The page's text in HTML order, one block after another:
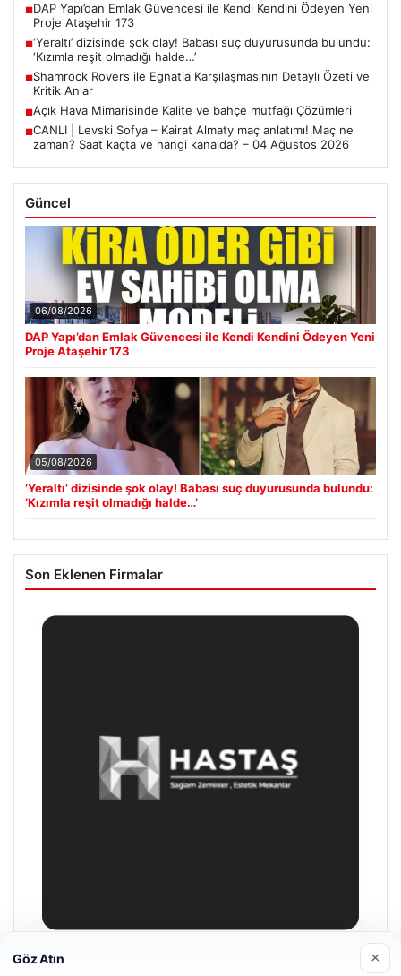
■DAP Yapı’dan Emlak Güvencesi ile Kendi Kendini Ödeyen Yeni
Proje Ataşehir 173
■‘Yeraltı’ dizisinde şok olay! Babası suç duyurusunda bulundu:
‘Kızımla reşit olmadığı halde…’
■Shamrock Rovers ile Egnatia Karşılaşmasının Detaylı Özeti ve
Kritik Anlar
■Açık Hava Mimarisinde Kalite ve bahçe mutfağı Çözümleri
■CANLI | Levski Sofya – Kairat Almaty maç anlatımı! Maç ne
zaman? Saat kaçta ve hangi kanalda? – 04 Ağustos 2026
Güncel
06/08/2026
DAP Yapı’dan Emlak Güvencesi ile Kendi Kendini Ödeyen Yeni
Proje Ataşehir 173
05/08/2026
‘Yeraltı’ dizisinde şok olay! Babası suç duyurusunda bulundu:
‘Kızımla reşit olmadığı halde…’
Son Eklenen Firmalar
Hastaş Beton
Göz Atın ×